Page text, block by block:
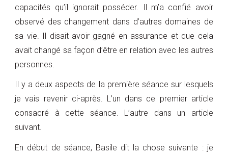
capacités qu’il ignorait posséder. Il m’a confié avoir
observé des changement dans d’autres domaines de
sa vie. Il disait avoir gagné en assurance et que cela
avait changé sa façon d’être en relation avec les autres
personnes.
Il y a deux aspects de la première séance sur lesquels
je vais revenir ci-après. L’un dans ce premier article
consacré à cette séance. L’autre dans un article
suivant.
En début de séance, Basile dit la chose suivante : je